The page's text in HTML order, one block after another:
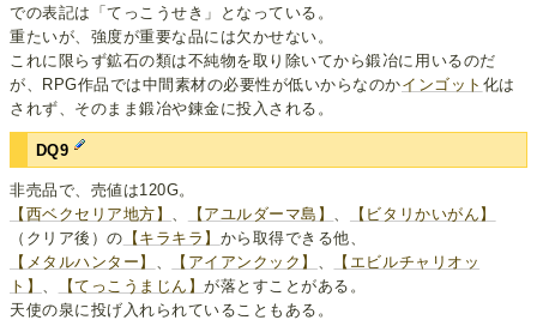
での表記は「てっこうせき」となっている。
重たいが、強度が重要な品には欠かせない。
これに限らず鉱石の類は不純物を取り除いてから鍛冶に用いるのだ
が、RPG作品では中間素材の必要性が低いからなのかインゴット 化は
されず、そのまま鍛冶や錬金に投入される。
DQ9
非売品で、売値は120G。
【西ベクセリア地方】
【アユルダーマ島】
【ビタリかいがん】
（クリア後）の 【キラキラ】 から取得できる他、
【メタルハンター】
【アイアンクック】
【エビルチャリオッ
ト】
【てっこうまじん】が落とすことがある。
天使の泉に投げ入れられていることもある。